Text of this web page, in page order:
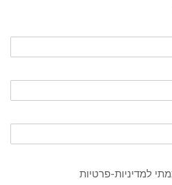
למדיניות-פרטיות